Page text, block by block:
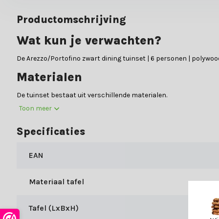
Productomschrijving
Wat kun je verwachten?
De Arezzo/Portofino zwart dining tuinset | 6 personen |
Materialen
De tuinset bestaat uit verschillende materialen.
De tafel is gemaakt van:
De stoelen zijn gemaakt van:
buitengebruik. Bij fel zonlicht kan echter door de combinatie
genieten adviseren wij altijd goed in te lezen op het gebied van
Specificaties
Toon meer
Specificaties
EAN
Materiaal tafel
Tafel (LxBxH)